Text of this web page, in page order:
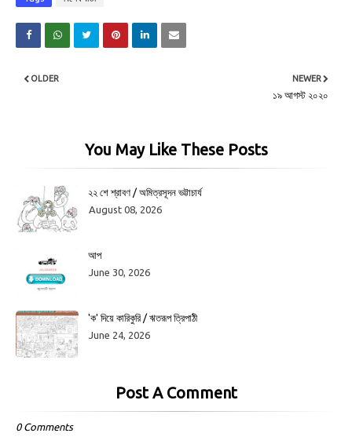
NEWER
১৯ আগস্ট ২০২০
OLDER
You May Like These Posts
২২ শে শ্রাবণ / অমিত্রসূদন ভট্টাচার্য
August 08, 2026
আপ
June 30, 2026
'ক' দিয়ে কারিকুরি / ঋতরূপ ত্রিপাঠী
June 24, 2026
Post A Comment
0 Comments